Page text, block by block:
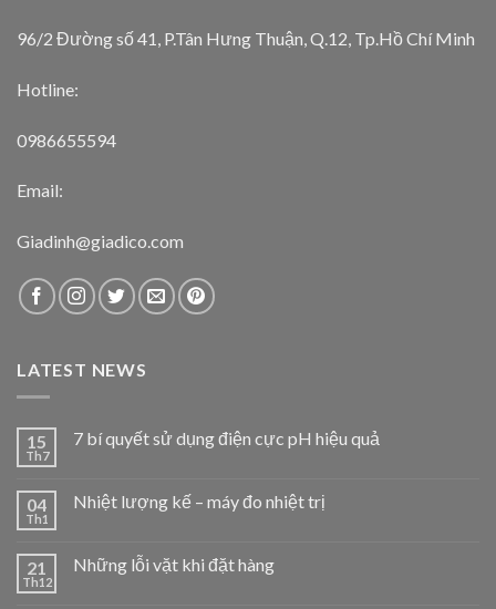
96/2 Đường số 41, P.Tân Hưng Thuận, Q.12, Tp.Hồ Chí Minh
Hotline:
0986655594
Email:
Giadinh@giadico.com
LATEST NEWS
15
Th7
7 bí quyết sử dụng điện cực pH hiệu quả
04
Th1
Nhiệt lượng kế – máy đo nhiệt trị
21
Th12
Những lỗi vặt khi đặt hàng